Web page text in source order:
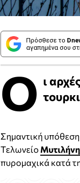
Πρόσθεσε το
αγαπημένα σου
Ο ι
Σημαντική
Τελωνείο
πυρομαχικά κατά